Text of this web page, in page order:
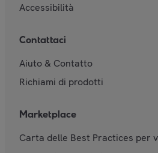
Accessibilità
Contattaci
Aiuto & Contatto
Richiami di prodotti
Marketplace
Carta delle Best Practices per